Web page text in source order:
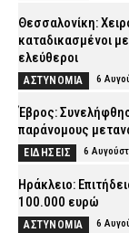
Θεσσαλονίκη:
καταδικασμένοι
ελεύθεροι
ΑΣΤΥΝΟΜΙΑ 6
Έβρος:
παράνομους
ΕΙΔΗΣΕΙΣ 6
Ηράκλειο:
100.000 ευρώ
ΑΣΤΥΝΟΜΙΑ 6